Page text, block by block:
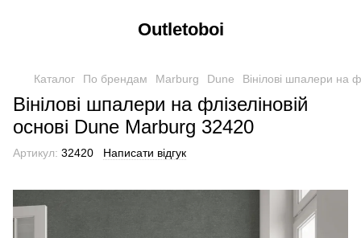
Outletoboi
Каталог По брендам Marburg Dune Вінілові шпалери на
Вінілові шпалери на флізеліновій
основі Dune Marburg 32420
Артикул: 32420 Написати відгук